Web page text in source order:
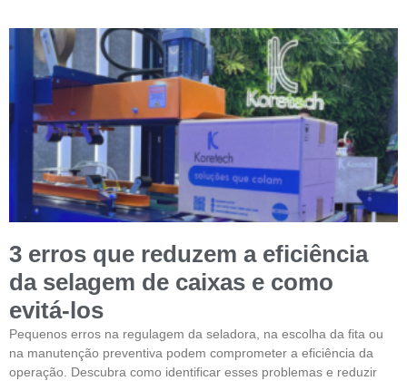
3 erros que reduzem a eficiência
da selagem de caixas e como
evitá-los
Pequenos erros na regulagem da seladora, na escolha da fita ou
na manutenção preventiva podem comprometer a eficiência da
operação. Descubra como identificar esses problemas e reduzir